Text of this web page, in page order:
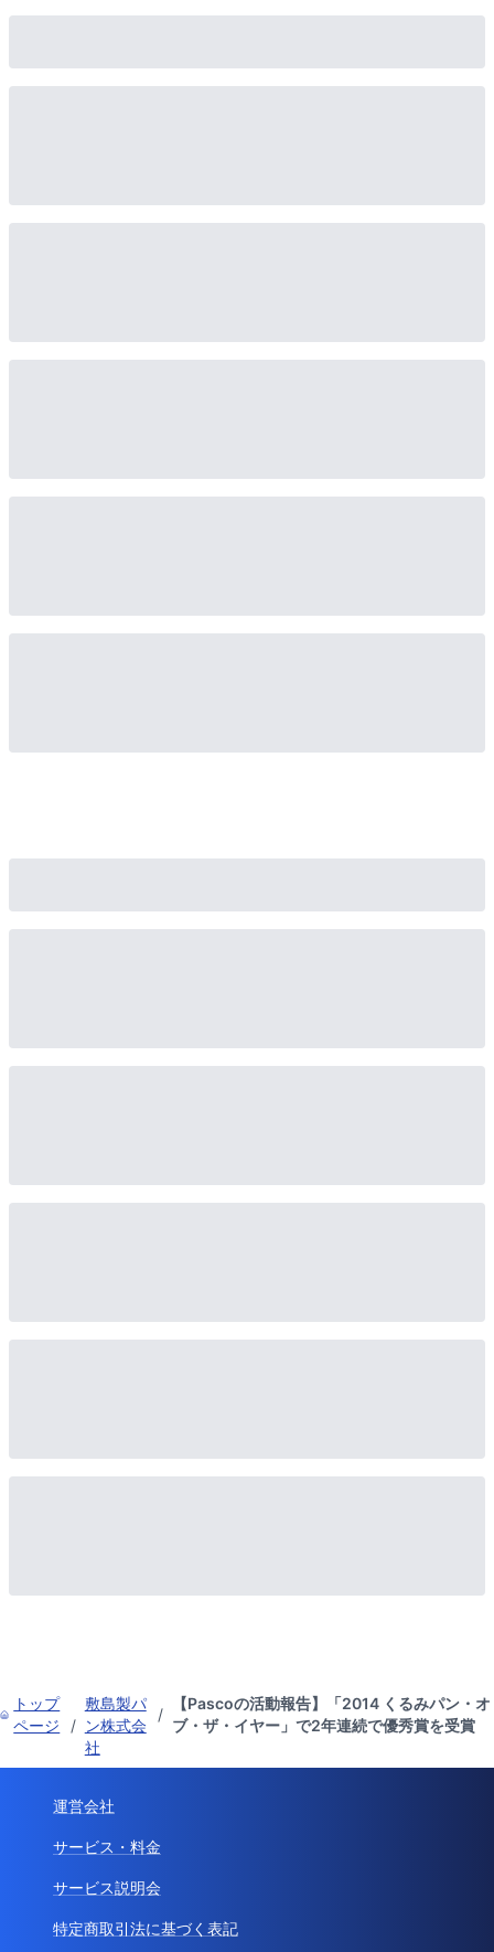
トップ
ページ
/
敷島製パ
ン株式会
社
/
【Pascoの活動報告】「2014 くるみパン・オ
ブ・ザ・イヤー」で2年連続で優秀賞を受賞
運営会社
サービス・料金
サービス説明会
特定商取引法に基づく表記